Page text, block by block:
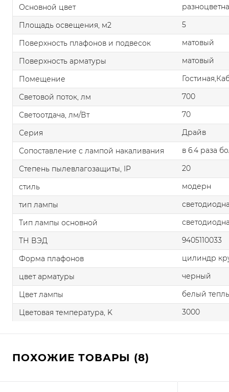
Основной цвет
Площадь освещения, м2
5
Поверхность плафонов и подвесок
матовый
Поверхность арматуры
матовый
Помещение
Световой поток, лм
700
Светоотдача, лм/Вт
70
Серия
Драйв
Сопоставление с лампой накаливания
в 6.4 раза
Степень пылевлагозащиты, IP
20
стиль
модерн
тип лампы
Тип лампы основной
ТН ВЭД
9405110033
Форма плафонов
цилиндр
цвет арматуры
черный
Цвет лампы
белый
Цветовая температура, K
3000
ПОХОЖИЕ ТОВАРЫ (8)